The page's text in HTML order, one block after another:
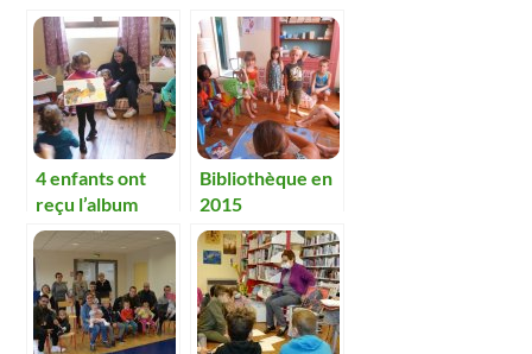
4 enfants ont
reçu l’album
« Tchoum »
Bibliothèque en
2015